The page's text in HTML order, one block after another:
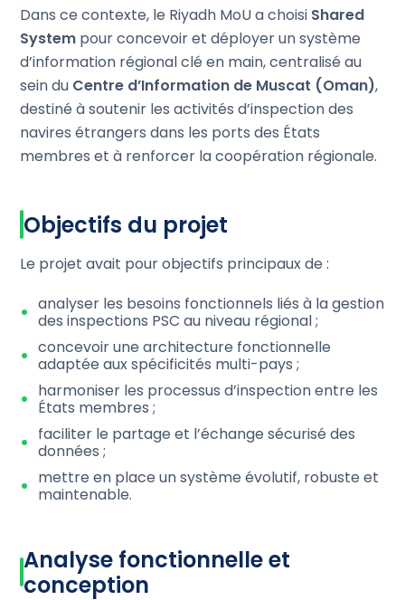
Dans ce contexte, le Riyadh MoU a choisi Shared
System pour concevoir et déployer un système
d’information régional clé en main, centralisé au
sein du Centre d’Information de Muscat (Oman),
destiné à soutenir les activités d’inspection des
navires étrangers dans les ports des États
membres et à renforcer la coopération régionale.
Objectifs du projet
Le projet avait pour objectifs principaux de :
analyser les besoins fonctionnels liés à la gestion
des inspections PSC au niveau régional ;
concevoir une architecture fonctionnelle
adaptée aux spécificités multi-pays ;
harmoniser les processus d’inspection entre les
États membres ;
faciliter le partage et l’échange sécurisé des
données ;
mettre en place un système évolutif, robuste et
maintenable.
Analyse fonctionnelle et
conception